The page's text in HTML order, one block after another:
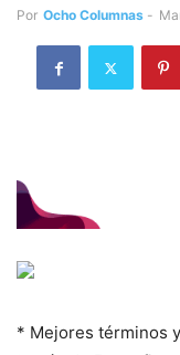
Por Ocho Columnas -
* Mejores términos